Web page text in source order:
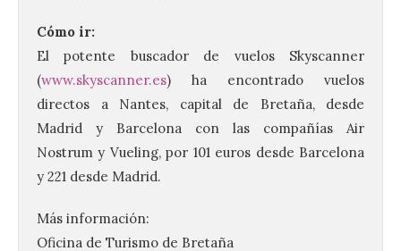
Cómo ir:
El potente buscador de vuelos Skyscanner
(www.skyscanner.es) ha encontrado vuelos
directos a Nantes, capital de Bretaña, desde
Madrid y Barcelona con las compañías Air
Nostrum y Vueling, por 101 euros desde Barcelona
y 221 desde Madrid.
Más información:
Oficina de Turismo de Bretaña
Vuelve la tradicional Feria
de Dulces del Convento a
Gradefes